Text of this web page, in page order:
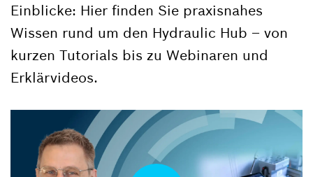
Einblicke: Hier finden Sie praxisnahes
Wissen rund um den Hydraulic Hub – von
kurzen Tutorials bis zu Webinaren und
Erklärvideos.